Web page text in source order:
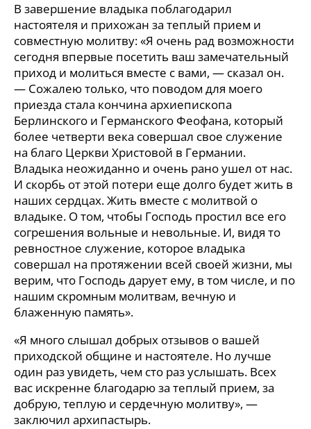
В завершение владыка поблагодарил
настоятеля и прихожан за теплый прием и
совместную молитву: «Я очень рад возможности
сегодня впервые посетить ваш замечательный
приход и молиться вместе с вами, — сказал он.
— Сожалею только, что поводом для моего
приезда стала кончина архиепископа
Берлинского и Германского Феофана, который
более четверти века совершал свое служение
на благо Церкви Христовой в Германии.
Владыка неожиданно и очень рано ушел от нас.
И скорбь от этой потери еще долго будет жить в
наших сердцах. Жить вместе с молитвой о
владыке. О том, чтобы Господь простил все его
согрешения вольные и невольные. И, видя то
ревностное служение, которое владыка
совершал на протяжении всей своей жизни, мы
верим, что Господь дарует ему, в том числе, и по
нашим скромным молитвам, вечную и
блаженную память».
«Я много слышал добрых отзывов о вашей
приходской общине и настоятеле. Но лучше
один раз увидеть, чем сто раз услышать. Всех
вас искренне благодарю за теплый прием, за
добрую, теплую и сердечную молитву», —
заключил архипастырь.